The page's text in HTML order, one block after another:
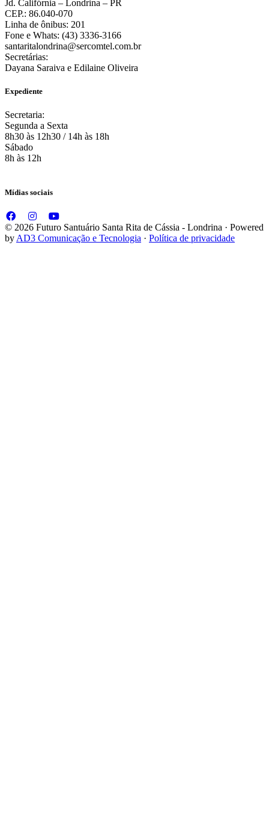
Jd. Califórnia – Londrina – PR
CEP.: 86.040-070
Linha de ônibus: 201
Fone e Whats: (43) 3336-3166
santaritalondrina@sercomtel.com.br
Secretárias:
Dayana Saraiva e Edilaine Oliveira
Expediente
Secretaria:
Segunda a Sexta
8h30 às 12h30 / 14h às 18h
Sábado
8h às 12h
Mídias sociais
© 2026 Futuro Santuário Santa Rita de Cássia - Londrina · Powered
by AD3 Comunicação e Tecnologia · Política de privacidade